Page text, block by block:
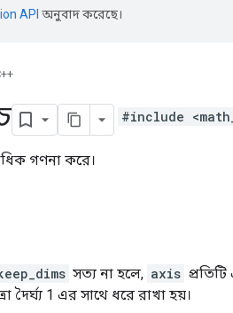
API অনুবাদ করেছে।
#include
গণনা করে।
সত্য না হলে, axis প্রতিটি
দৈর্ঘ্য 1 এর সাথে ধরে রাখা হয়।